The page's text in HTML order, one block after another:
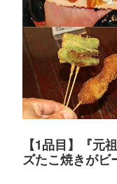
【1品目】『元
ズたこ焼きがビ